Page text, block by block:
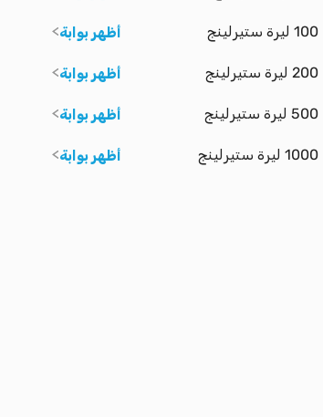
100 ليرة ستيرلينج أظهر بوابة
200 ليرة ستيرلينج أظهر بوابة
500 ليرة ستيرلينج أظهر بوابة
1000 ليرة ستيرلينج أظهر بوابة